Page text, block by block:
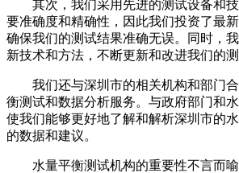
其次，我们采用先进的测试设备和技
要准确度和精确性，因此我们投资了最
确保我们的测试结果准确无误。同时，
新技术和方法，不断更新和改进我们的测
我们还与深圳市的相关机构和部门合
衡测试和数据分析服务。与政府部门和
使我们能够更好地了解和解析深圳市的
的数据和建议。
水量平衡测试机构的重要性不言而喻